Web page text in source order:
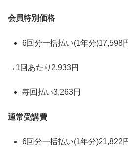
会員特別価格
6回分一括払い(1年分)17,598
→1回あたり2,933円
毎回払い3,263円
通常受講費
6回分一括払い(1年分)21,822